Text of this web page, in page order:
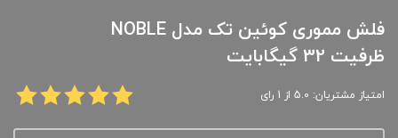
فلش مموری کوئین تک مدل NOBLE
ظرفیت 32 گیگابایت
امتیاز مشتریان: 5.0 از 1 رای